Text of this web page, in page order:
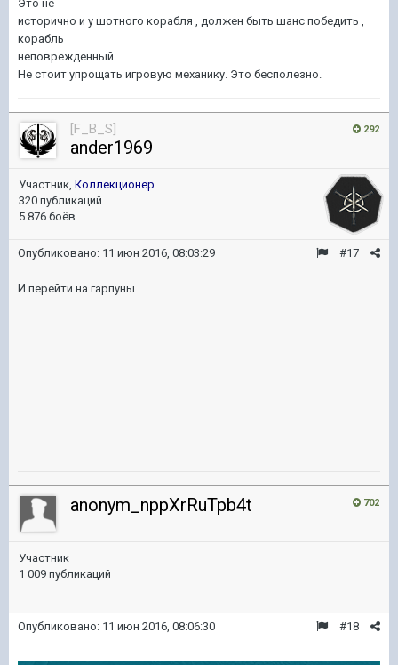
Это не
исторично и у шотного корабля , должен быть шанс победить ,
корабль
неповрежденный.
Не стоит упрощать игровую механику. Это бесполезно.
292
[F_B_S]
ander1969
Участник, Коллекционер
320 публикаций
5 876 боёв
#17
Опубликовано: 11 июн 2016, 08:03:29
И перейти на гарпуны...
702
anonym_nppXrRuTpb4t
Участник
1 009 публикаций
#18
Опубликовано: 11 июн 2016, 08:06:30